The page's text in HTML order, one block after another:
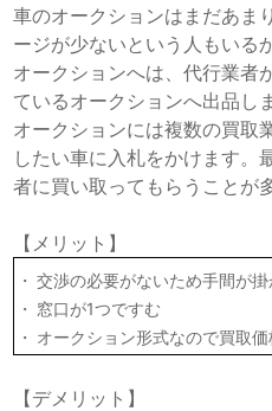
車のオークションはまだあま
ージが少ないという人もいる
オークションへは、代行業者
ているオークションへ出品し
オークションには複数の買取
したい車に入札をかけます。
者に買い取ってもらうことが
【メリット】
交渉の必要がないため手間が
窓口が1つですむ
オークション形式なので買取
【デメリット】